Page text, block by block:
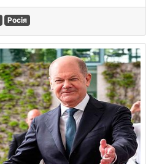
Росія